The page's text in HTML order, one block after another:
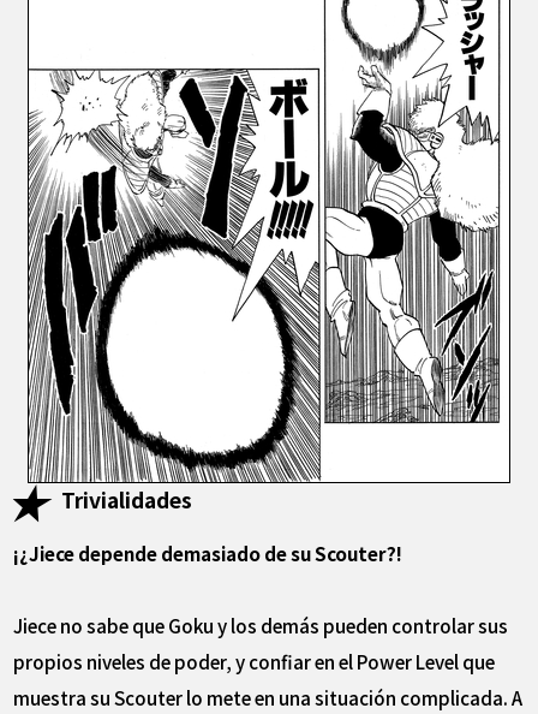
Trivialidades
¡¿Jiece depende demasiado de su Scouter?!
Jiece no sabe que Goku y los demás pueden controlar sus
propios niveles de poder, y confiar en el Power Level que
muestra su Scouter lo mete en una situación complicada. A